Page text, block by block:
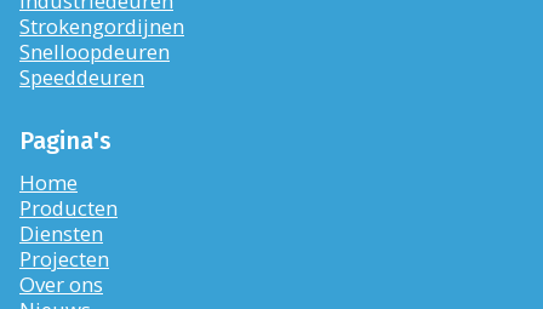
Strokengordijnen
Snelloopdeuren
Speeddeuren
Pagina's
Home
Producten
Diensten
Projecten
Over ons